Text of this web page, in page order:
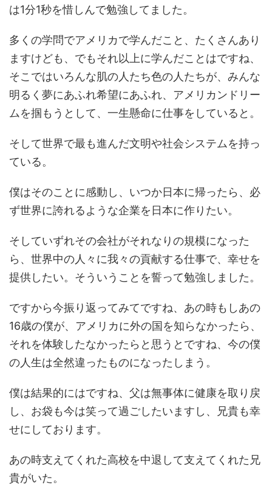
は1分1秒を惜しんで勉強してました。
多くの学問でアメリカで学んだこと、たくさんあり
ますけども、でもそれ以上に学んだことはですね、
そこではいろんな肌の人たち色の人たちが、みんな
明るく夢にあふれ希望にあふれ、アメリカンドリー
ムを掴もうとして、一生懸命に仕事をしていると。
そして世界で最も進んだ文明や社会システムを持っ
ている。
僕はそのことに感動し、いつか日本に帰ったら、必
ず世界に誇れるような企業を日本に作りたい。
そしていずれその会社がそれなりの規模になった
ら、世界中の人々に我々の貢献する仕事で、幸せを
提供したい。そういうことを誓って勉強しました。
ですから今振り返ってみてですね、あの時もしあの
16歳の僕が、アメリカに外の国を知らなかったら、
それを体験したなかったらと思うとですね、今の僕
の人生は全然違ったものになったしまう。
僕は結果的にはですね、父は無事体に健康を取り戻
し、お袋も今は笑って過ごしたいますし、兄貴も幸
せにしております。
あの時支えてくれた高校を中退して支えてくれた兄
貴がいた。